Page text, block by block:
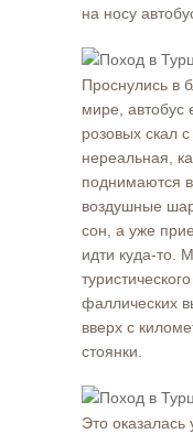
на носу
Проснулись в
мире, автобус
розовых скал
нереальная,
поднимаются
воздушные
сон, а уже
идти куда-то.
фаллических
вверх с
стоянки.
Это оказалась